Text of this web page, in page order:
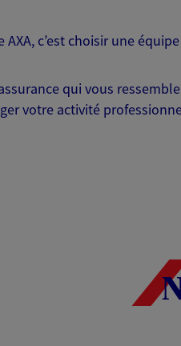
AXA, c’est choisir une
qui vous
votre activité